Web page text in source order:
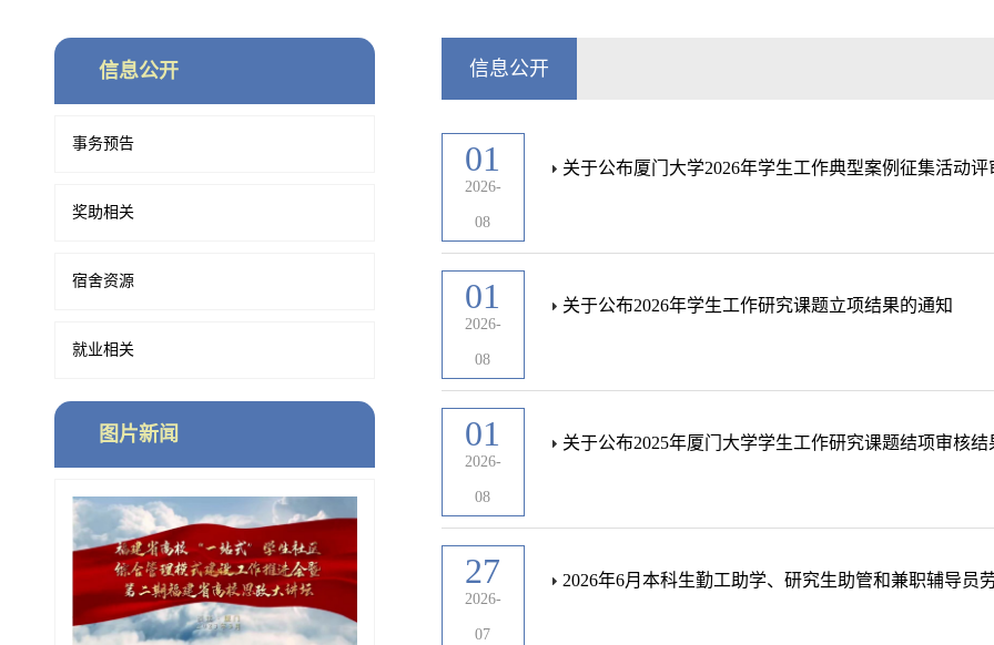
信息公开
事务预告
奖助相关
宿舍资源
就业相关
图片新闻
信息公开
01
2026-
08
关于公布厦门大学2026年学生工作典型案例征集活动评
01
2026-
08
关于公布2026年学生工作研究课题立项结果的通知
01
2026-
08
关于公布2025年厦门大学学生工作研究课题结项审核结
27
2026-
07
2026年6月本科生勤工助学、研究生助管和兼职辅导员